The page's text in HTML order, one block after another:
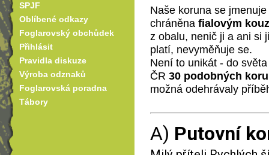
Naše koruna se jmenuje
chráněna fialovým
z obalu, nenič ji a ani si
platí, nevyměňuje se.
Není to unikát - do
ČR 30 podobných
možná odehrávaly
SPJF
Oblíbené odkazy
Foglarovský obchůdek
Přihlásit
Pravidla diskuze
Výroba odznaků
Foglarovská poradna
Tábory